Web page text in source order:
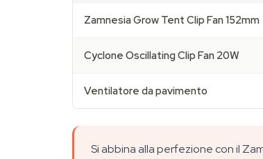
Zamnesia Grow Tent Clip Fan 152mm
Cyclone Oscillating Clip Fan 20W
Ventilatore da pavimento
Si abbina alla perfezione con il